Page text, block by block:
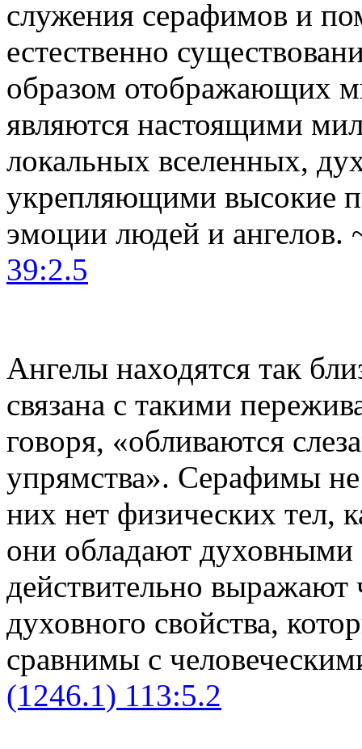
служения серафимов и
естественно
образом отображающих
являются настоящими
локальных вселенных,
укрепляющими высокие
эмоции людей и ангелов.
39:2.5
Ангелы находятся так
связана с такими
говоря, «обливаются
упрямства». Серафимы
них нет физических тел,
они обладают
действительно выражают
духовного свойства,
сравнимы с
(1246.1) 113:5.2